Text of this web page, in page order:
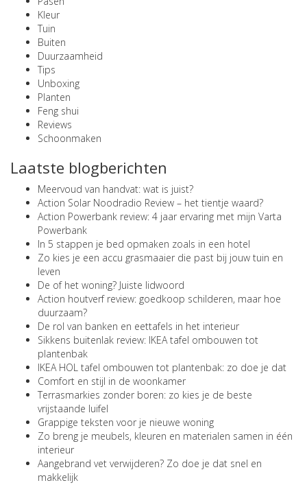
Kleur
Tuin
Buiten
Duurzaamheid
Tips
Unboxing
Planten
Feng shui
Reviews
Schoonmaken
Laatste blogberichten
Meervoud van handvat: wat is juist?
Action Solar Noodradio Review – het tientje waard?
Action Powerbank review: 4 jaar ervaring met mijn Varta
Powerbank
In 5 stappen je bed opmaken zoals in een hotel
Zo kies je een accu grasmaaier die past bij jouw tuin en
leven
De of het woning? Juiste lidwoord
Action houtverf review: goedkoop schilderen, maar hoe
duurzaam?
De rol van banken en eettafels in het interieur
Sikkens buitenlak review: IKEA tafel ombouwen tot
plantenbak
IKEA HOL tafel ombouwen tot plantenbak: zo doe je dat
Comfort en stijl in de woonkamer
Terrasmarkies zonder boren: zo kies je de beste
vrijstaande luifel
Grappige teksten voor je nieuwe woning
Zo breng je meubels, kleuren en materialen samen in één
interieur
Aangebrand vet verwijderen? Zo doe je dat snel en
makkelijk